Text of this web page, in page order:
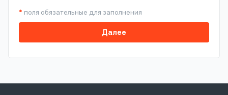
* поля обязательные для заполнения
Далее